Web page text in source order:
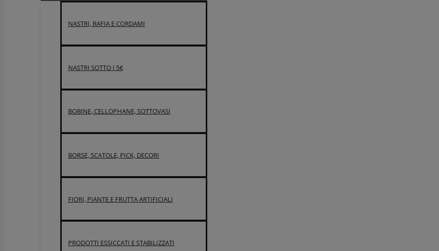
NASTRI, RAFIA E CORDAMI
NASTRI SOTTO I 5€
BOBINE, CELLOPHANE, SOTTOVASI
BORSE, SCATOLE, PICK, DECORI
FIORI, PIANTE E FRUTTA ARTIFICIALI
PRODOTTI ESSICCATI E STABILIZZATI